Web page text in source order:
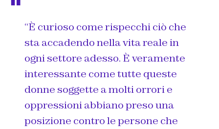
“È curioso come rispecchi ciò che
sta accadendo nella vita reale in
ogni settore adesso. È veramente
interessante come tutte queste
donne soggette a molti orrori e
oppressioni abbiano preso una
posizione contro le persone che